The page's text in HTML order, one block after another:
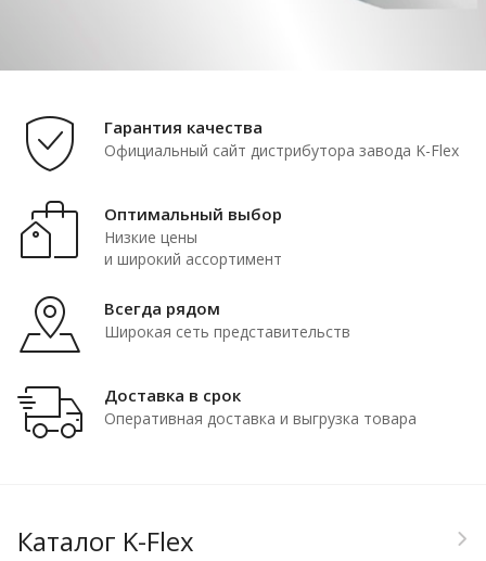
Гарантия качества
Официальный сайт дистрибутора завода K-Flex
Оптимальный выбор
Низкие цены
и широкий ассортимент
Всегда рядом
Широкая сеть представительств
Доставка в срок
Оперативная доставка и выгрузка товара
Каталог K-Flex